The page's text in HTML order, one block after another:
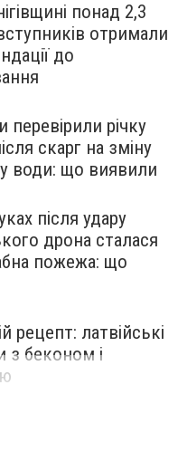
понад 2,3
отримали
до
перевірили річку
скарг на зміну
води: що виявили
після удару
дрона сталася
пожежа: що
рецепт: латвійські
з беконом і